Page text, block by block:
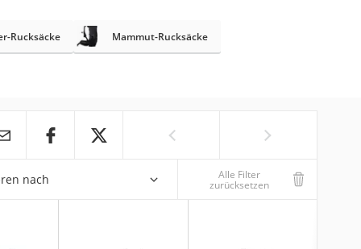
Rucksäcke Mammut-Rucksäcke
nach Alle Filter
zurücksetzen